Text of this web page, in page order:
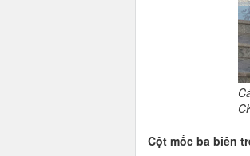
Cột mốc ba biên